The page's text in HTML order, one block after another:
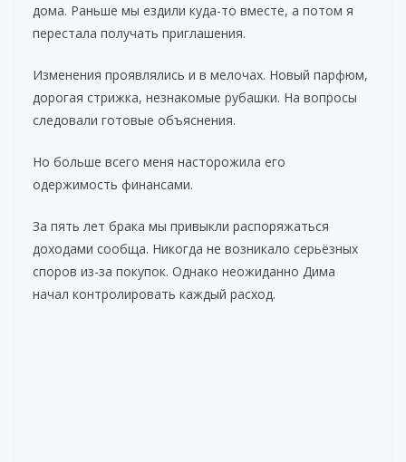
дома. Раньше мы ездили куда-то вместе, а потом я
перестала получать приглашения.
Изменения проявлялись и в мелочах. Новый парфюм,
дорогая стрижка, незнакомые рубашки. На вопросы
следовали готовые объяснения.
Но больше всего меня насторожила его
одержимость финансами.
За пять лет брака мы привыкли распоряжаться
доходами сообща. Никогда не возникало серьёзных
споров из-за покупок. Однако неожиданно Дима
начал контролировать каждый расход.